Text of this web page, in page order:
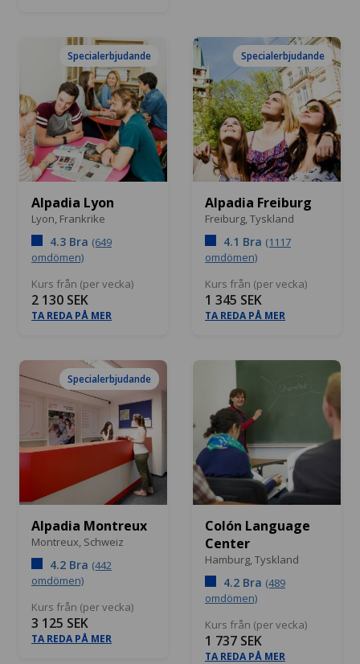
Specialerbjudande
Alpadia Lyon
Lyon, Frankrike
4.3 Bra (649
omdömen)
Kurs från (per vecka)
2 130 SEK
TA REDA PÅ MER
Specialerbjudande
Alpadia Freiburg
Freiburg, Tyskland
4.1 Bra (1117
omdömen)
Kurs från (per vecka)
1 345 SEK
TA REDA PÅ MER
Specialerbjudande
Alpadia Montreux
Montreux, Schweiz
4.2 Bra (442
omdömen)
Kurs från (per vecka)
3 125 SEK
TA REDA PÅ MER
Colón Language
Center
Hamburg, Tyskland
4.2 Bra (489
omdömen)
Kurs från (per vecka)
1 737 SEK
TA REDA PÅ MER